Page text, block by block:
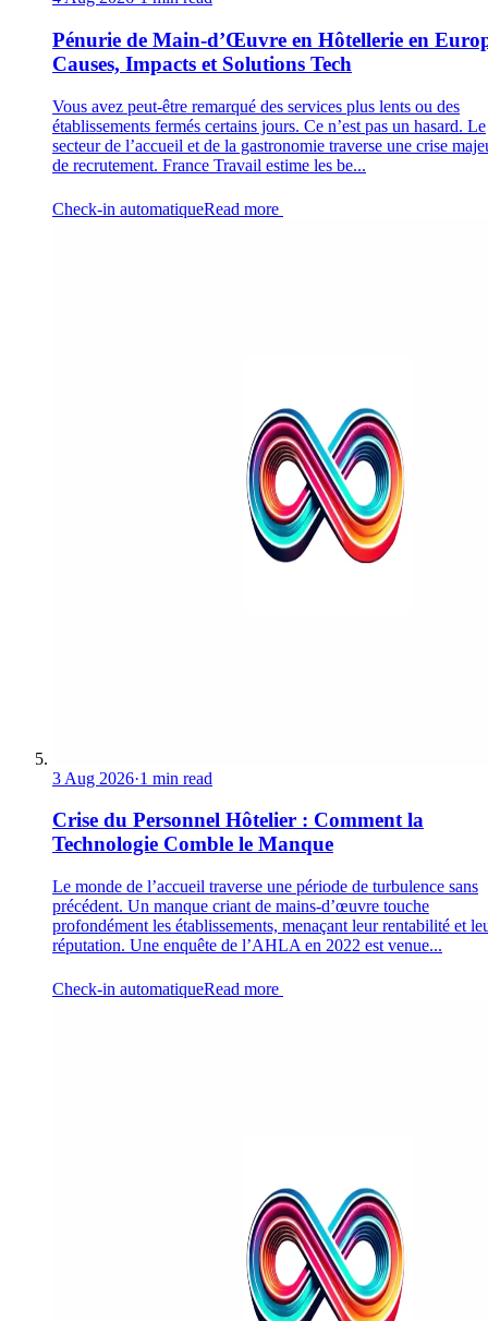
Pénurie de Main-d’Œuvre en Hôtellerie en
Causes, Impacts et Solutions Tech
Vous avez peut-être remarqué des services plus lents ou des
établissements fermés certains jours. Ce n’est pas un hasard. Le
secteur de l’accueil et de la gastronomie traverse une crise
de recrutement. France Travail estime les be...
Check-in automatiqueRead more
3 Aug 2026·1 min read
Crise du Personnel Hôtelier : Comment la
Technologie Comble le Manque
Le monde de l’accueil traverse une période de turbulence sans
précédent. Un manque criant de mains-d’œuvre touche
profondément les établissements, menaçant leur rentabilité et
réputation. Une enquête de l’AHLA en 2022 est venue...
Check-in automatiqueRead more